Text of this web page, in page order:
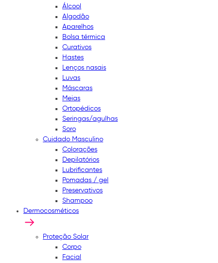
Álcool
Algodão
Aparelhos
Bolsa térmica
Curativos
Hastes
Lenços nasais
Luvas
Máscaras
Meias
Ortopédicos
Seringas/agulhas
Soro
Cuidado Masculino
Colorações
Depilatórios
Lubrificantes
Pomadas / gel
Preservativos
Shampoo
Dermocosméticos
Proteção Solar
Corpo
Facial